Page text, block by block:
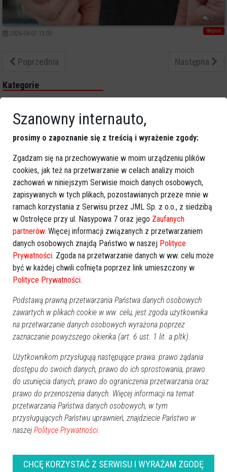
0
Region
2026-04-07 13:00
Poprzednia Następna
Kategorie
Powiat ostrołecki
Balujemy
Region
Polska
Budujemy
Kościół i społeczeństwo
TV Ostrołęka
Kalendarz imprez
sierpień 2026
Pn
Wt Śr Cz Pt So
Nd
3
4 5 6 7 8
9
10
11 12 13 14 15
16
17
18 19 20 21 22
23
31
1 2 3 4 5 6
Dzisiaj:
Wydarzenia
Dionizje 2026
Biesiada Dożynkowa w Przytułach Starych
Święto jagody w Łodziskach
Szanowny internauto,
prosimy o zapoznanie się z treścią i wyrażenie zgody:
Zgadzam się na przechowywanie w moim urządzeniu plików
cookies, jak też na przetwarzanie w celach analizy moich
zachowań w niniejszym Serwisie moich danych osobowych,
zapisywanych w tych plikach, pozostawianych przeze mnie w
ramach korzystania z Serwisu przez JML Sp. z o.o., z siedzibą
w Ostrołęce przy ul. Nasypowa 7 oraz jego Zaufanych
partnerów. Więcej informacji związanych z przetwarzaniem
danych osobowych znajdą Państwo w naszej Polityce
Prywatności. Zgoda na przetwarzanie danych w ww. celu może
być w każdej chwili cofnięta poprzez link umieszczony w
Polityce Prywatności.
Podstawą prawną przetwarzania Państwa danych osobowych
zawartych w plikach cookie w ww. celu, jest zgoda użytkownika
na przetwarzanie danych osobowych wyrażona poprzez
zaznaczanie powyższego okienka (art. 6 ust. 1 lit. a pltk).
Użytkownikom przysługują następujące prawa: prawo żądania
dostępu do swoich danych, prawo do ich sprostowania, prawo
do usunięcia danych, prawo do ograniczenia przetwarzania oraz
prawo do przenoszenia danych. Więcej informacji na temat
przetwarzania Państwa danych osobowych, w tym
przysługujących Państwu uprawnień, znajdziecie Państwo w
naszej Polityce Prywatności.
CHCĘ KORZYSTAĆ Z SERWISU I WYRAŻAM ZGODĘ